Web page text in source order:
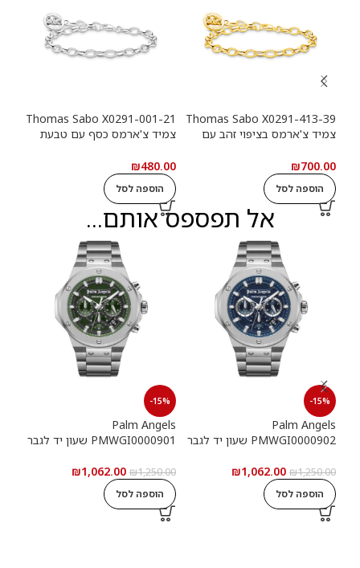
Thomas Sabo X0291-413-39
צמיד צ'ארמס בציפוי זהב עם
₪700.00
הוספה לסל
Thomas Sabo X0291-001-21
צמיד צ'ארמס כסף עם טבעת
₪480.00
הוספה לסל
אל תפספס אותם...
-15%
Palm Angels
PMWGI0000902 שעון יד לגבר
₪1,250.00
₪1,062.00
הוספה לסל
-15%
Palm Angels
PMWGI0000901 שעון יד לגבר
₪1,250.00
₪1,062.00
הוספה לסל